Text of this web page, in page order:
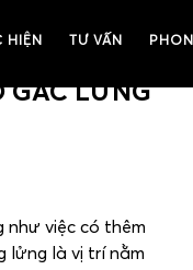
HIỆN TƯ VẤN
GÁC LỬNG
như việc có thêm
lửng là vị trí nằm